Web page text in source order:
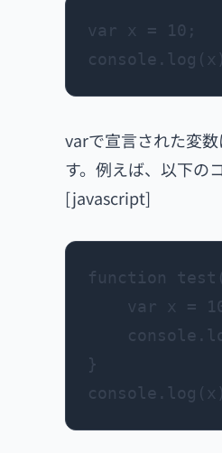
var x = 10;
varで宣言された変
す。例えば、以下の
[javascript]
function
var x =
}